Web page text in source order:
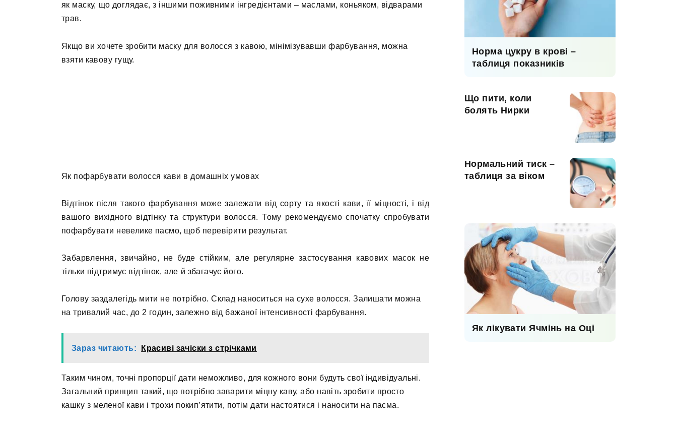
як маску, що доглядає, з іншими поживними інгредієнтами – маслами, коньяком, відварами
трав.
Якщо ви хочете зробити маску для волосся з кавою, мінімізувавши фарбування, можна
взяти кавову гущу.
Як пофарбувати волосся кави в домашніх умовах
Відтінок після такого фарбування може залежати від сорту та якості кави, її міцності, і від
вашого вихідного відтінку та структури волосся. Тому рекомендуємо спочатку спробувати
пофарбувати невелике пасмо, щоб перевірити результат.
Забарвлення, звичайно, не буде стійким, але регулярне застосування кавових масок не
тільки підтримує відтінок, але й збагачує його.
Голову заздалегідь мити не потрібно. Склад наноситься на сухе волосся. Залишати можна
на тривалий час, до 2 годин, залежно від бажаної інтенсивності фарбування.
Зараз читають: Красиві зачіски з стрічками
Таким чином, точні пропорції дати неможливо, для кожного вони будуть свої індивідуальні.
Загальний принцип такий, що потрібно заварити міцну каву, або навіть зробити просто
кашку з меленої кави і трохи покип’ятити, потім дати настоятися і наносити на пасма.
Норма цукру в крові –
таблиця показників
Що пити, коли
болять Нирки
Нормальний тиск –
таблиця за віком
Як лікувати Ячмінь на Оці